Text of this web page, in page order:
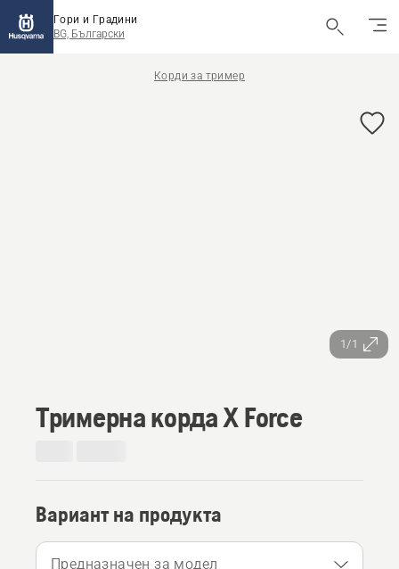
Гори и Градини
BG, Български
Корди за тример
1/1
Тримерна корда X Force
Вариант на продукта
Предназначен за модел